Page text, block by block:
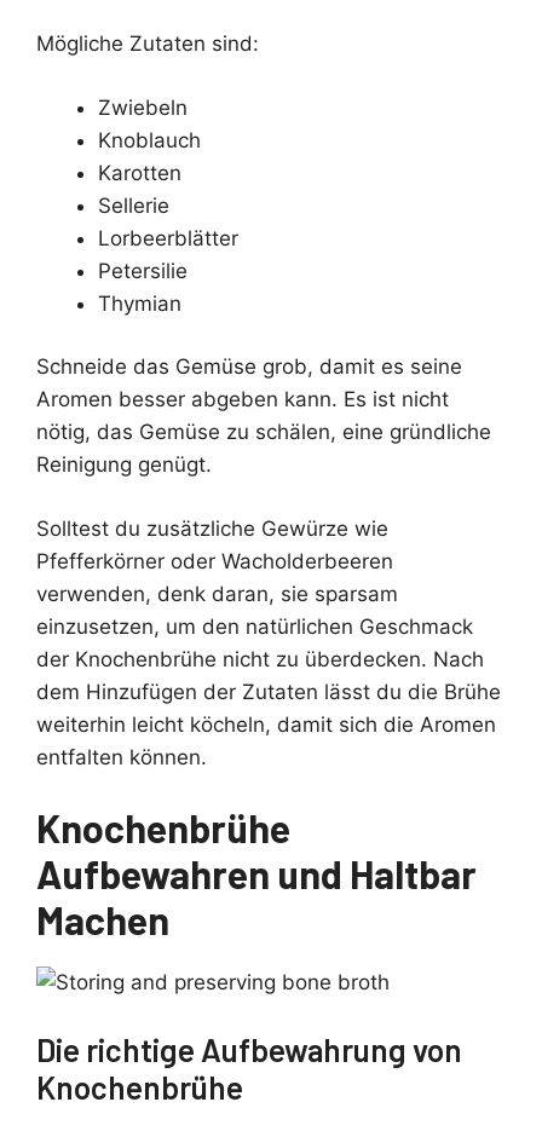
Mögliche Zutaten sind:
Zwiebeln
Knoblauch
Karotten
Sellerie
Lorbeerblätter
Petersilie
Thymian
Schneide das Gemüse grob, damit es seine
Aromen besser abgeben kann. Es ist nicht
nötig, das Gemüse zu schälen, eine gründliche
Reinigung genügt.
Solltest du zusätzliche Gewürze wie
Pfefferkörner oder Wacholderbeeren
verwenden, denk daran, sie sparsam
einzusetzen, um den natürlichen Geschmack
der Knochenbrühe nicht zu überdecken. Nach
dem Hinzufügen der Zutaten lässt du die Brühe
weiterhin leicht köcheln, damit sich die Aromen
entfalten können.
Knochenbrühe
Aufbewahren und Haltbar
Machen
Die richtige Aufbewahrung von
Knochenbrühe